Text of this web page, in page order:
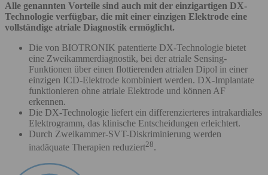
Alle genannten Vorteile sind auch mit der einzigartigen DX-
Technologie verfügbar, die mit einer einzigen Elektrode eine
vollständige atriale Diagnostik ermöglicht.
Die von BIOTRONIK patentierte DX-Technologie bietet
eine Zweikammerdiagnostik, bei der atriale Sensing-
Funktionen über einen flottierenden atrialen Dipol in einer
einzigen ICD-Elektrode kombiniert werden. DX-Implantate
funktionieren ohne atriale Elektrode und können AF
erkennen.
Die DX-Technologie liefert ein differenzierteres intrakardiales
Elektrogramm, das klinische Entscheidungen erleichtert.
Durch Zweikammer-SVT-Diskriminierung werden
inadäquate Therapien reduziert28.